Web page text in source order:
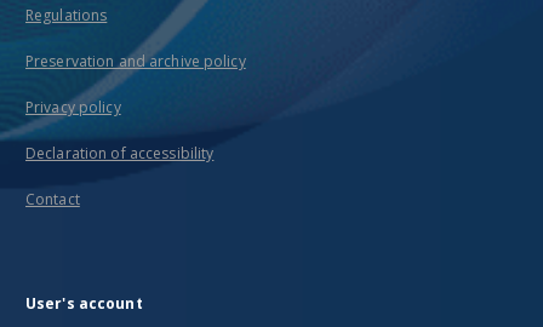
Regulations
Preservation and archive policy
Privacy policy
Declaration of accessibility
Contact
User's account